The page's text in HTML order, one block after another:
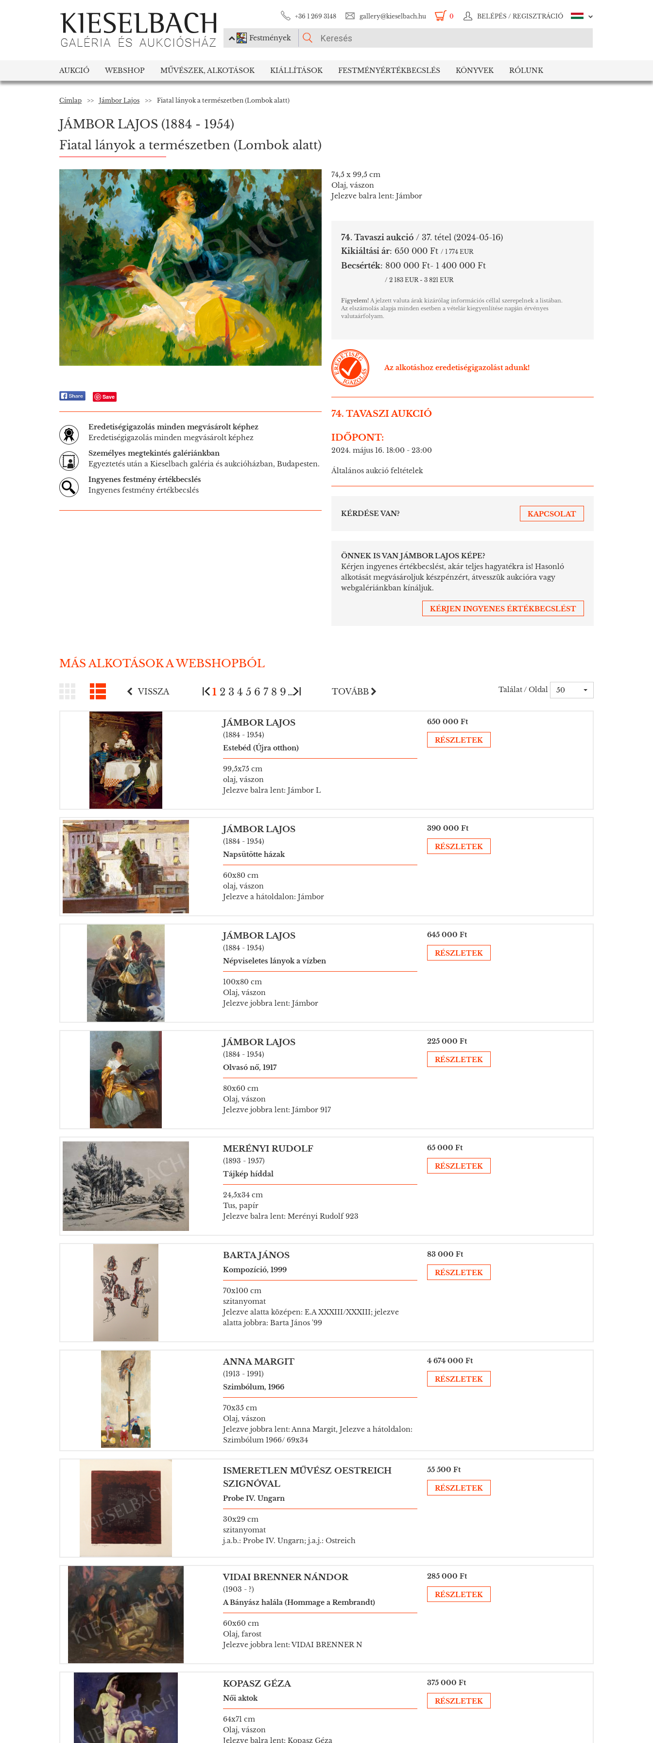
+36 1 269 3148 gallery@kieselbach.hu 0 BELÉPÉS / REGISZTRÁCIÓ
Festmények
Festmények
AUKCIÓ WEBSHOP MŰVÉSZEK, ALKOTÁSOK KIÁLLÍTÁSOK FESTMÉNYÉRTÉKBECSLÉS KÖNYVEK RÓLUNK
Címlap >> Jámbor Lajos >> Fiatal lányok a természetben (Lombok alatt)
JÁMBOR LAJOS (1884 - 1954)
Fiatal lányok a természetben (Lombok alatt)
Save
Eredetiségigazolás minden megvásárolt képhez
Eredetiségigazolás minden megvásárolt képhez
Személyes megtekintés galériánkban
Egyeztetés után a Kieselbach galéria és aukcióházban, Budapesten.
Ingyenes festmény értékbecslés
Ingyenes festmény értékbecslés
74,5 x 99,5 cm
Olaj, vászon
Jelezve balra lent: Jámbor
74. Tavaszi aukció / 37. tétel (2024-05-16)
Kikiáltási ár: 650 000 Ft / 1 774 EUR
Becsérték: 800 000 Ft- 1 400 000 Ft
/ 2 183 EUR - 3 821 EUR
Figyelem! A jelzett valuta árak kizárólag információs céllal szerepelnek a listában.
Az elszámolás alapja minden esetben a vételár kiegyenlítése napján érvényes
valutaárfolyam.
Az alkotáshoz eredetiségigazolást adunk!
74. TAVASZI AUKCIÓ
IDŐPONT:
2024. május 16. 18:00 - 23:00
Általános aukció feltételek
KÉRDÉSE VAN? KAPCSOLAT
ÖNNEK IS VAN JÁMBOR LAJOS KÉPE?
Kérjen ingyenes értékbecslést, akár teljes hagyatékra is! Hasonló
alkotását megvásároljuk készpénzért, átvesszük aukcióra vagy
webgalériánkban kínáljuk.
KÉRJEN INGYENES ÉRTÉKBECSLÉST
MÁS ALKOTÁSOK A WEBSHOPBÓL
Találat / Oldal 50
VISSZA 1 2 3 4 5 6 7 8 9 … TOVÁBB
JÁMBOR LAJOS
(1884 - 1954)
Estebéd (Újra otthon)
99,5x75 cm
olaj, vászon
Jelezve balra lent: Jámbor L
650 000 Ft
RÉSZLETEK
JÁMBOR LAJOS
(1884 - 1954)
Napsütötte házak
60x80 cm
olaj, vászon
Jelezve a hátoldalon: Jámbor
390 000 Ft
RÉSZLETEK
JÁMBOR LAJOS
(1884 - 1954)
Népviseletes lányok a vízben
100x80 cm
Olaj, vászon
Jelezve jobbra lent: Jámbor
645 000 Ft
RÉSZLETEK
JÁMBOR LAJOS
(1884 - 1954)
Olvasó nő, 1917
80x60 cm
Olaj, vászon
Jelezve jobbra lent: Jámbor 917
225 000 Ft
RÉSZLETEK
MERÉNYI RUDOLF
(1893 - 1957)
Tájkép híddal
24,5x34 cm
Tus, papír
Jelezve balra lent: Merényi Rudolf 923
65 000 Ft
RÉSZLETEK
BARTA JÁNOS
Kompozíció, 1999
70x100 cm
szitanyomat
Jelezve alatta középen: E.A XXXIII/XXXIII; jelezve
alatta jobbra: Barta János '99
83 000 Ft
RÉSZLETEK
ANNA MARGIT
(1913 - 1991)
Szimbólum, 1966
70x35 cm
Olaj, vászon
Jelezve jobbra lent: Anna Margit, Jelezve a hátoldalon:
Szimbólum 1966/ 69x34
4 674 000 Ft
RÉSZLETEK
ISMERETLEN MŰVÉSZ OESTREICH
SZIGNÓVAL
Probe IV. Ungarn
30x29 cm
szitanyomat
j.a.b.: Probe IV. Ungarn; j.a.j.: Ostreich
55 500 Ft
RÉSZLETEK
VIDAI BRENNER NÁNDOR
(1903 - ?)
A Bányász halála (Hommage a Rembrandt)
60x60 cm
Olaj, farost
Jelezve jobbra lent: VIDAI BRENNER N
285 000 Ft
RÉSZLETEK
KOPASZ GÉZA
Női aktok
64x71 cm
Olaj, vászon
Jelezve balra lent: Kopasz Géza
375 000 Ft
RÉSZLETEK